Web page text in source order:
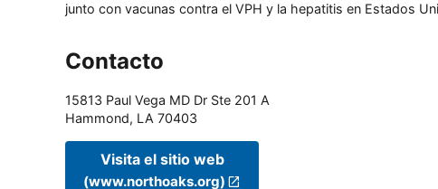
junto con vacunas contra el VPH y la hepatitis en Estados
Contacto
15813 Paul Vega MD Dr Ste 201 A
Hammond, LA 70403
Visita el sitio web
(www.northoaks.org)